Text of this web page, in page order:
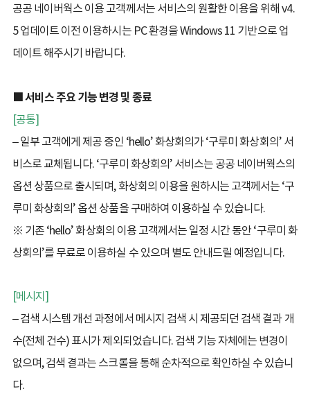
공공 네이버웍스 이용 고객께서는 서비스의 원활한 이용을 위해 v4.
5 업데이트 이전 이용하시는 PC 환경을 Windows 11 기반으로 업
데이트 해주시기 바랍니다.
■ 서비스 주요 기능 변경 및 종료
[공통]
– 일부 고객에게 제공 중인 ‘hello’ 화상회의가 ‘구루미 화상회의’ 서
비스로 교체됩니다. ‘구루미 화상회의’ 서비스는 공공 네이버웍스의
옵션 상품으로 출시되며, 화상회의 이용을 원하시는 고객께서는 ‘구
루미 화상회의’ 옵션 상품을 구매하여 이용하실 수 있습니다.
※ 기존 ‘hello’ 화상회의 이용 고객께서는 일정 시간 동안 ‘구루미 화
상회의’를 무료로 이용하실 수 있으며 별도 안내드릴 예정입니다.
[메시지]
– 검색 시스템 개선 과정에서 메시지 검색 시 제공되던 검색 결과 개
수(전체 건수) 표시가 제외되었습니다. 검색 기능 자체에는 변경이
없으며, 검색 결과는 스크롤을 통해 순차적으로 확인하실 수 있습니
다.